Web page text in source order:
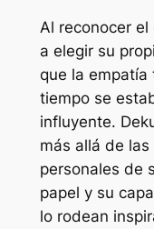
Al reconocer
a elegir su
que la empatía
tiempo se
influyente.
más allá de
personales de
papel y su
lo rodean